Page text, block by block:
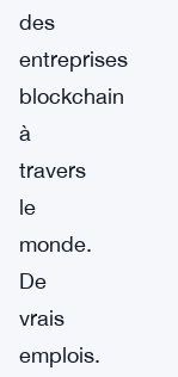
des
entreprises
blockchain
à
travers
le
monde.
De
vrais
emplois.